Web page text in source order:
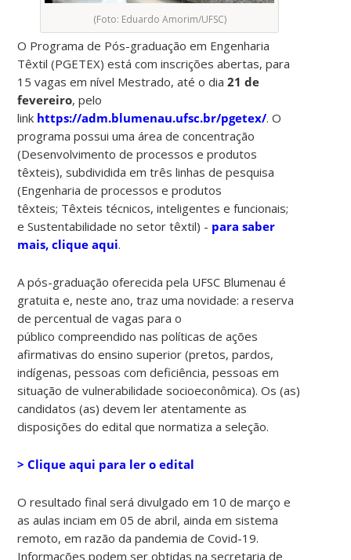
(Foto: Eduardo Amorim/UFSC)
O Programa de Pós-graduação em Engenharia
Têxtil (PGETEX) está com inscrições abertas, para
15 vagas em nível Mestrado, até o dia21 de
fevereiro, pelo
link https://adm.blumenau.ufsc.br/pgetex/. O
programa possui uma área de concentração
(Desenvolvimento de processos e produtos
têxteis), subdividida em três linhas de pesquisa
(Engenharia de processos e produtos
têxteis; Têxteis técnicos, inteligentes e funcionais;
e Sustentabilidade no setor têxtil) - para saber
mais, clique aqui.
A pós-graduação oferecida pela UFSC Blumenau é
gratuita e, neste ano, traz uma novidade: a reserva
de percentual de vagas para o
público compreendido nas políticas de ações
afirmativas do ensino superior (pretos, pardos,
indígenas, pessoas com deficiência, pessoas em
situação de vulnerabilidade socioeconômica). Os (as)
candidatos (as) devem ler atentamente as
disposições do edital que normatiza a seleção.
> Clique aqui para ler o edital
O resultado final será divulgado em 10 de março e
as aulas inciam em 05 de abril, ainda em sistema
remoto, em razão da pandemia de Covid-19.
Informações podem ser obtidas na secretaria de